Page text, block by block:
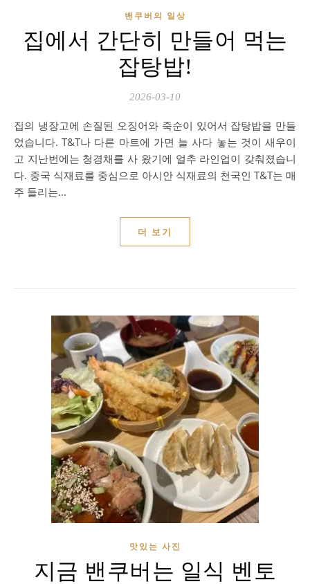
밴쿠버의 일상
집에서 간단히 만들어 먹는
잡탕밥!
2026-03-10
집의 냉장고에 손질된 오징어와 죽순이 있어서 잡탕밥을 만들
었습니다. T&T나 다른 마트에 가면 늘 사다 놓는 것이 새우이
고 지난번에는 청경채를 사 왔기에 얼추 라인업이 갖춰졌습니
다. 중국 식재료를 중심으로 아시안 식재료의 천국인 T&T는 매
주 들리는…
더 보기
맛있는 사진
지금 밴쿠버는 일식 벤토